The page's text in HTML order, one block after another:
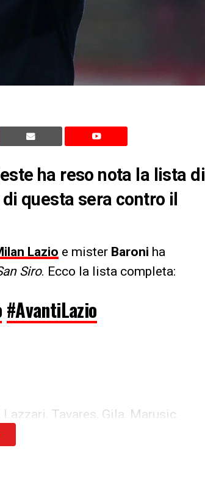
ha reso nota la lista di
questa sera contro il
Lazio e mister Baroni ha
Siro. Ecco la lista completa:
#AvantiLazio
Tavares, Gila, Marusic.